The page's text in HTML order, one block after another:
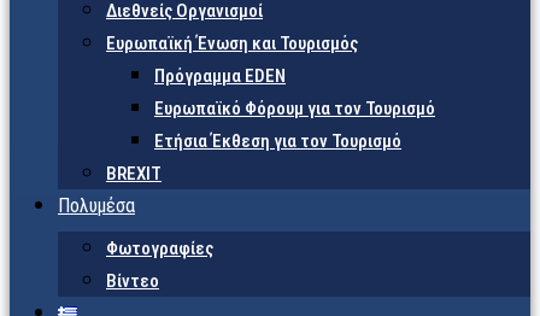
Διεθνείς Οργανισμοί
Ευρωπαϊκή Ένωση και Τουρισμός
Πρόγραμμα EDEN
Ευρωπαϊκό Φόρουμ για τον Τουρισμό
Ετήσια Έκθεση για τον Τουρισμό
BREXIT
Πολυμέσα
Φωτογραφίες
Βίντεο